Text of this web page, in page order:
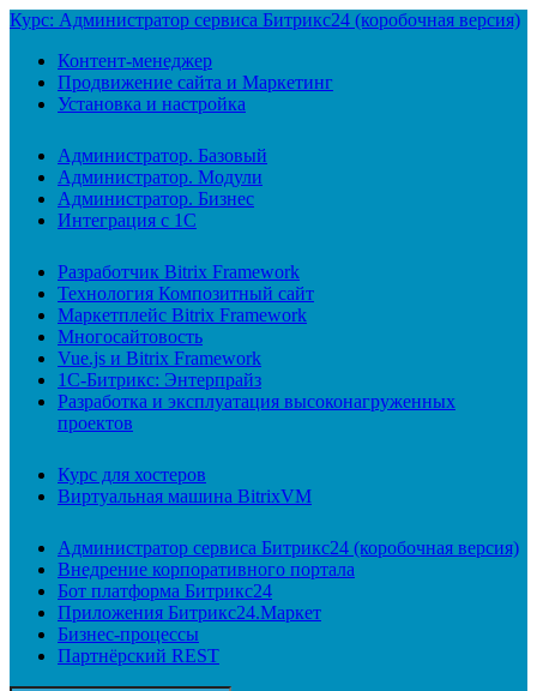
Курс: Администратор сервиса Битрикс24 (коробочная версия)
Контент-менеджер
Продвижение сайта и Маркетинг
Установка и настройка
Администратор. Базовый
Администратор. Модули
Администратор. Бизнес
Интеграция с 1С
Разработчик Bitrix Framework
Технология Композитный сайт
Маркетплейс Bitrix Framework
Многосайтовость
Vue.js и Bitrix Framework
1С-Битрикс: Энтерпрайз
Разработка и эксплуатация высоконагруженных
проектов
Курс для хостеров
Виртуальная машина BitrixVM
Администратор сервиса Битрикс24 (коробочная версия)
Внедрение корпоративного портала
Бот платформа Битрикс24
Приложения Битрикс24.Маркет
Бизнес-процессы
Партнёрский REST